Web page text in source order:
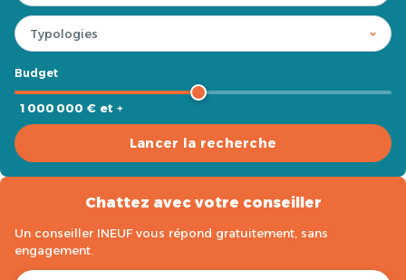
Budget
1 000 000 € et +
Lancer la recherche
Chattez avec votre conseiller
Un conseiller INEUF vous répond gratuitement, sans
engagement.